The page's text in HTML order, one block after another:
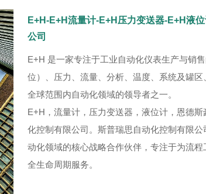
E+H-E+H流量计-E+H压力变送器-E+H液
公司
E+H 是一家专注于工业自动化仪表生产与销
位）、压力、流量、分析、温度、系统及罐
全球范围内自动化领域的领导者之一。
E+H，流量计，压力变送器，液位计，恩德
化控制有限公司。斯普瑞思自动化控制有限
动化领域的核心战略合作伙伴，专注于为流
全生命周期服务。